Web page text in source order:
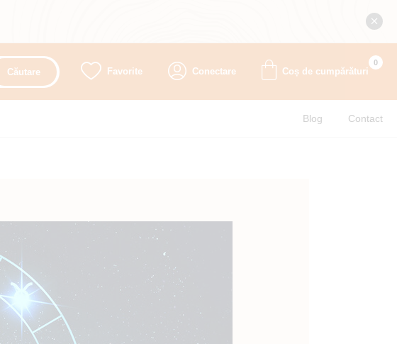
Căutare Favorite Conectare Coș de cumpărături
0
Blog Contact